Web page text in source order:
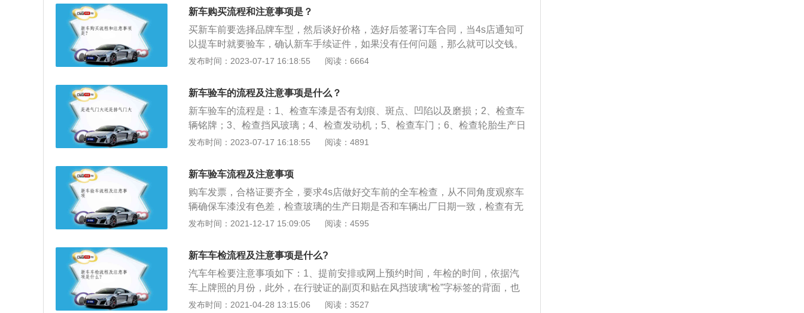
证明;(五)国产机动车的整车出厂合格证;(六)机动车车辆购置税的完税证明和机动
车交通事故责任强制保险凭证等。6、验车：在验车区，把整理好的资料交给在
场的警察进行验车。为配合警察的验车工作，车主应该预先打开发动机舱盖，拆
卸发动机隔热板。警察主要是检验车架号以及发动机好与资料上的数据是否一
致。验车完毕，警察会给车主一个号码牌，车主到业务大厅等候。7、选号：拿
验证车主的身份并把资料录入电脑。资料录入完成后，会叫车主的名字进行选号,
完成选号后，工作人员会给车主打印机动车领牌凭证，并要求去缴费。此处缴费
同样是只能采用银行卡支付。缴费后等待一段时间后便可以获得行驶证、机动车
复印一份然后到车管所相应的地方缴纳本年的车船税。车船税缴纳同样不收现
人到牌照仓库领取反光号牌并安装。新车上牌照前的准备：1、购车发票原件4联
+发票联复印件3份(原件都是4S提供，复印件各个店不一样，有的会准备好全
套，有的就自己动手了)2、合格证原件+合格证复印件3份；(原件都是4S提供，
复印件各个店不一样，有的会准备好全套，有的就自己动手了)3、身份证原件+复
局公示作息时间。
准）。年检的注意事项：定期检验合格的车辆，分别在行驶证和《机动车定期检
验表》加盖印章；定期检验不合格的车辆，要在规定的时间内修复，逾期仍然不
合格，车辆管理机关有权收缴不合格车辆的号牌和行驶证，车辆将不能在道路上
请延期；驻外汽车可委托所在地车辆管理机关代检，检验后将结果通知原籍车辆
辆，并且还会为车辆拍照。车子挂牌后，车主会得到车辆登记证书和行驶证。
2、行驶证需要随车携带：在平时开车时，需要携带驾驶证和行驶证。在实习期
内，不可以开车上高速公路行驶。
新车购买流程和注意事项是？
买新车前要选择品牌车型，然后谈好价格，选好后签署订车合同，当4s店通知可
以提车时就要验车，确认新车手续证件，如果没有任何问题，那么就可以交钱。
以下是相关介绍：1、选择品牌车型如果没有目标，那么买车就相当于任由人摆
牌车型，最后一定要有目标才去4s店。2、选车来到4s店，销售向你介绍其他车
型或者推荐车型，这样很容易打乱本身计划，所以一定要坚守自己的目标，不要
被销售带偏。3、在签署订车合同时，包括其他合同材料时，都要注意合同每一
项细节，尤其是“定金”与“订金”，一字之差，就有可能导致订车费用无法退，注意
订金是必须退还的，定金如果你不买了，人家有理由不退。
发布时间：2023-07-17 16:18:55 阅读：6664
新车验车的流程及注意事项是什么？
新车验车的流程是：1、检查车漆是否有划痕、斑点、凹陷以及磨损；2、检查车
辆铭牌；3、检查挡风玻璃；4、检查发动机；5、检查车门；6、检查轮胎生产日
期；7、检查车内环境；8、检查车辆基本功能；9、试运行车辆。新车验车的注
中，比如购车发票、合格证、车辆一致性证书、机动车登记证书、三包证明、车
辆使用手册、新车交付确认表等。
发布时间：2023-07-17 16:18:55 阅读：4891
新车验车流程及注意事项
购车发票，合格证要齐全，要求4s店做好交车前的全车检查，从不同角度观察车
辆确保车漆没有色差，检查玻璃的生产日期是否和车辆出厂日期一致，检查有无
明显生锈。当今有许多不法车商，企图将重大事故车，泡水车等危险车辆在经过
的车辆是否为泡水车，重大事故车，是一样必备的技能。泡水车的内饰一般会发
黄，发出恶臭的味道，许多连接点位都会不同程度的生锈。而重大事故车由于需
要更换玻璃，一般几块玻璃的生产日期都不会和车辆的出场日期一致，许多关键
连接位置的螺丝也会因为更换零件等原因出现拆卸的痕迹，这些问题都值得购买
车辆时留意，以免在日后驾驶中发生安全事故。也要仔细检查自己购买的车辆上
发布时间：2021-12-17 15:09:05 阅读：4595
新车车检流程及注意事项是什么?
汽车年检要注意事项如下：1、提前安排或网上预约时间，年检的时间，依据汽
车上牌照的月份，此外，在行驶证的副页和贴在风挡玻璃“检”字标签的背面，也
都写着有效期，有效期截止了，即是该验车了；2、年检之前，需查询一下自己
发布时间：2021-04-28 13:15:06 阅读：3527